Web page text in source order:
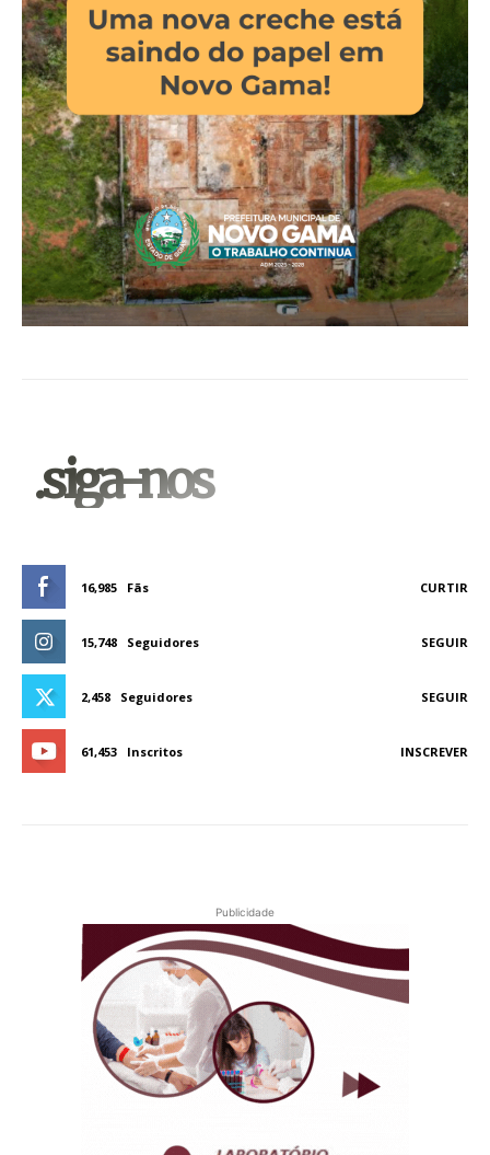
.siga-nos
16,985 Fãs CURTIR
15,748 Seguidores SEGUIR
2,458 Seguidores SEGUIR
61,453 Inscritos INSCREVER
Publicidade